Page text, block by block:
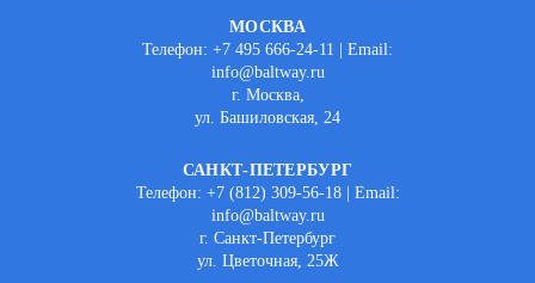
МОСКВА
Телефон: +7 495 666-24-11 | Email:
info@baltway.ru
г. Москва,
ул. Башиловская, 24
САНКТ-ПЕТЕРБУРГ
Телефон: +7 (812) 309-56-18 | Email:
info@baltway.ru
г. Санкт-Петербург
ул. Цветочная, 25Ж